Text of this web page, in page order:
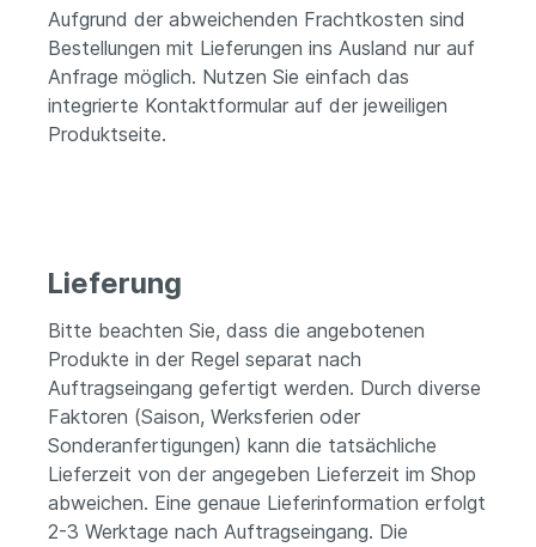
Aufgrund der abweichenden Frachtkosten sind
Bestellungen mit Lieferungen ins Ausland nur auf
Anfrage möglich. Nutzen Sie einfach das
integrierte Kontaktformular auf der jeweiligen
Produktseite.
Lieferung
Bitte beachten Sie, dass die angebotenen
Produkte in der Regel separat nach
Auftragseingang gefertigt werden. Durch diverse
Faktoren (Saison, Werksferien oder
Sonderanfertigungen) kann die tatsächliche
Lieferzeit von der angegeben Lieferzeit im Shop
abweichen. Eine genaue Lieferinformation erfolgt
2-3 Werktage nach Auftragseingang. Die